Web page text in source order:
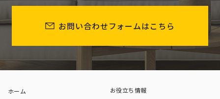
お問い合わせフォームはこちら
ホーム
お役立ち情報